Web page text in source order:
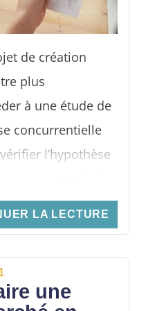
de création
plus
à une étude de
concurrentielle
l’hypothèse
Soit de se
visé et de se
LA LECTURE
une